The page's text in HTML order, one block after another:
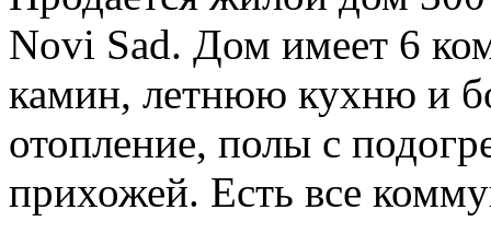
Novi Sad. Дом имеет 6
камин, летнюю кухню и
отопление, полы с
прихожей. Есть все